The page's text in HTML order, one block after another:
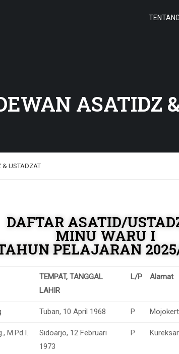
ASATIDZ
& USTADZAT
DAFTAR ASATID/
MINU WARU I
PELAJARAN
TEMPAT, TANGGAL
LAHIR
L/P Alamat
Tuban, 10 April 1968 P
M.Pd.I.
Sidoarjo, 12 Februari
1973
P